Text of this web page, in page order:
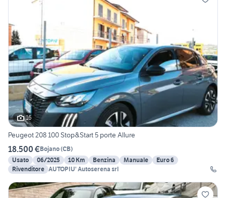
16
Peugeot 208 100 Stop&Start 5 porte Allure
18.500 €Bojano(CB)
Usato
06/2025 10 Km Benzina Manuale
Euro 6
Rivenditore AUTOPIU' Autoserena srl